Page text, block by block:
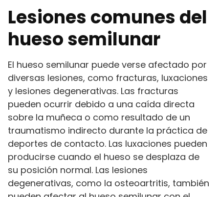
Lesiones comunes del
hueso semilunar
El hueso semilunar puede verse afectado por
diversas lesiones, como fracturas, luxaciones
y lesiones degenerativas. Las fracturas
pueden ocurrir debido a una caída directa
sobre la muñeca o como resultado de un
traumatismo indirecto durante la práctica de
deportes de contacto. Las luxaciones pueden
producirse cuando el hueso se desplaza de
su posición normal. Las lesiones
degenerativas, como la osteoartritis, también